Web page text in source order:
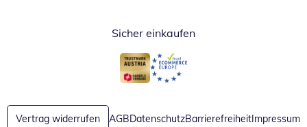
Sicher einkaufen
Öffnet in neuem Fenster
Öffnet in neuem Fenster
Vertrag widerrufen AGBDatenschutzBarrierefreiheitImpressum